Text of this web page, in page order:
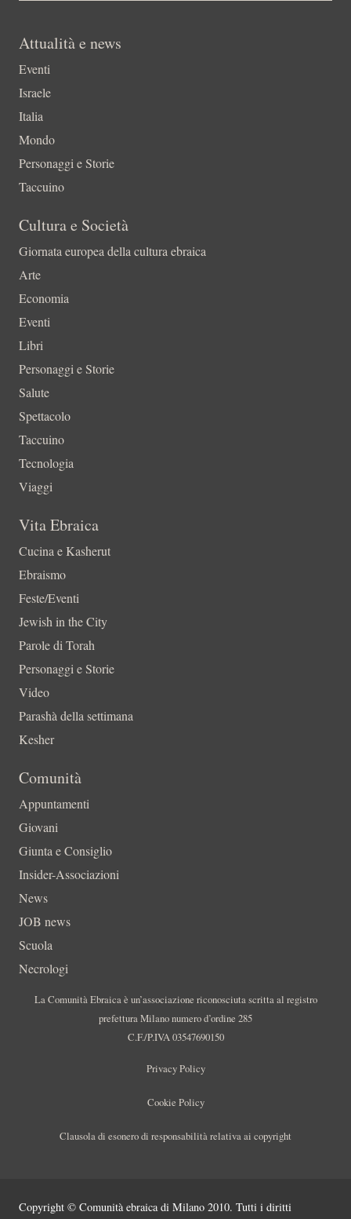
Attualità e news
Eventi
Israele
Italia
Mondo
Personaggi e Storie
Taccuino
Cultura e Società
Giornata europea della cultura ebraica
Arte
Economia
Eventi
Libri
Personaggi e Storie
Salute
Spettacolo
Taccuino
Tecnologia
Viaggi
Vita Ebraica
Cucina e Kasherut
Ebraismo
Feste/Eventi
Jewish in the City
Parole di Torah
Personaggi e Storie
Video
Parashà della settimana
Kesher
Comunità
Appuntamenti
Giovani
Giunta e Consiglio
Insider-Associazioni
News
JOB news
Scuola
Necrologi
La Comunità Ebraica è un’associazione riconosciuta scritta al registro
prefettura Milano numero d’ordine 285
C.F./P.IVA 03547690150
Privacy Policy
Cookie Policy
Clausola di esonero di responsabilità relativa ai copyright
Copyright © Comunità ebraica di Milano 2010. Tutti i diritti